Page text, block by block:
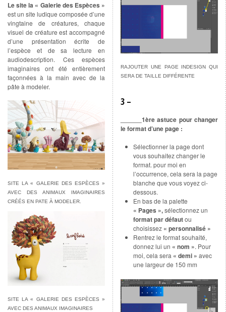
RAJOUTER UNE PAGE INDESIGN QUI
SERA DE TAILLE DIFFÉRENTE
3 –
______1ère astuce pour changer
le format d’une page :
Sélectionner la page dont
vous souhaitez changer le
format. pour moi en
l’occurrence, cela sera la page
blanche que vous voyez ci-
dessous.
En bas de la palette
« Pages »,sélectionnez un
format par défautou
choisissez « personnalisé »
Rentrez le format souhaité,
donnez lui un « nom ». Pour
moi, cela sera « demi » avec
une largeur de 150 mm
Le site la « Galerie des Espèces »
est un site ludique composée d’une
vingtaine de créatures, chaque
visuel de créature est accompagné
d’une présentation écrite de
l’espèce et de sa lecture en
audiodescription. Ces espèces
imaginaires ont été entièrement
façonnées à la main avec de la
pâte à modeler.
SITE LA « GALERIE DES ESPÈCES »
AVEC DES ANIMAUX IMAGINAIRES
CRÉÉS EN PATE À MODELER.
SITE LA « GALERIE DES ESPÈCES »
AVEC DES ANIMAUX IMAGINAIRES